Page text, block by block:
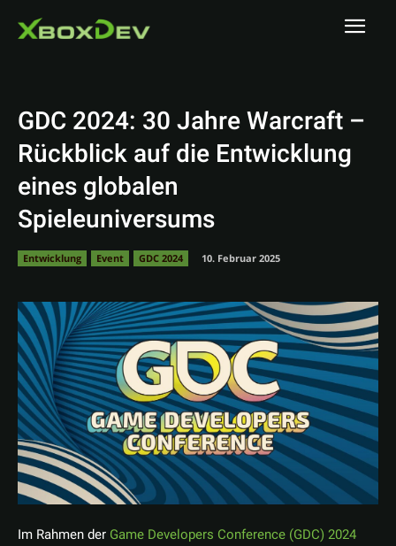
GDC 2024: 30 Jahre Warcraft –
Rückblick auf die Entwicklung
eines globalen
Spieleuniversums
Entwicklung Event GDC 2024 10. Februar 2025
Im Rahmen der Game Developers Conference (GDC) 2024